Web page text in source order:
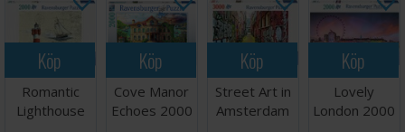
Köp
Romantic
Lighthouse
Köp
Cove Manor
Echoes 2000
Köp
Street Art in
Amsterdam
Köp
Lovely
London 2000